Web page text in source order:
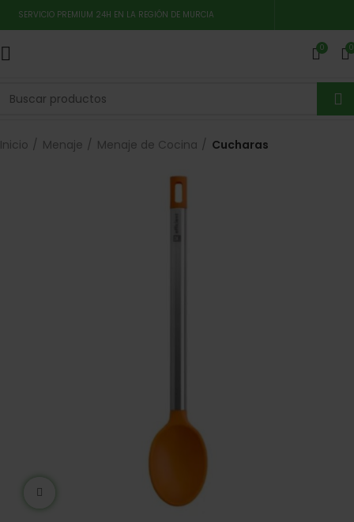
SERVICIO PREMIUM 24H EN LA REGIÓN DE MURCIA
0 0
Inicio Menaje Menaje de Cocina Cucharas